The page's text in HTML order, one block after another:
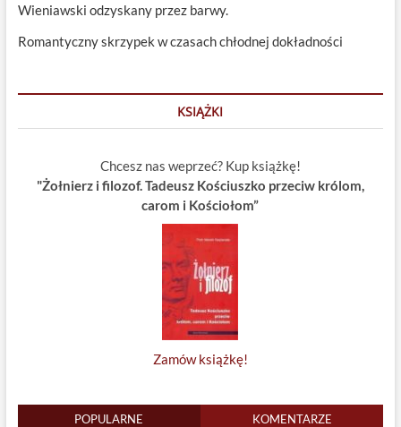
Wieniawski odzyskany przez barwy.
Romantyczny skrzypek w czasach chłodnej dokładności
KSIĄŻKI
Chcesz nas weprzeć? Kup książkę!
"Żołnierz i filozof. Tadeusz Kościuszko przeciw królom,
carom i Kościołom”
Zamów książkę!
POPULARNE KOMENTARZE